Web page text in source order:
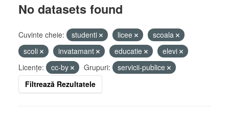
No datasets found
Cuvinte cheie: studenti licee
scoala
scoli
invatamant educatie
elevi
Licenţe:
cc-by Grupuri:
servicii-publice
Filtrează Rezultatele